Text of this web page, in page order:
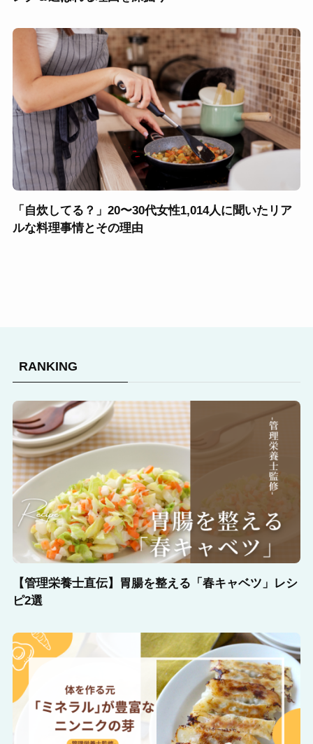
「自炊してる？」20〜30代女性1,014人に聞いたリア
ルな料理事情とその理由
RANKING
【管理栄養士直伝】胃腸を整える「春キャベツ」レシ
ピ2選